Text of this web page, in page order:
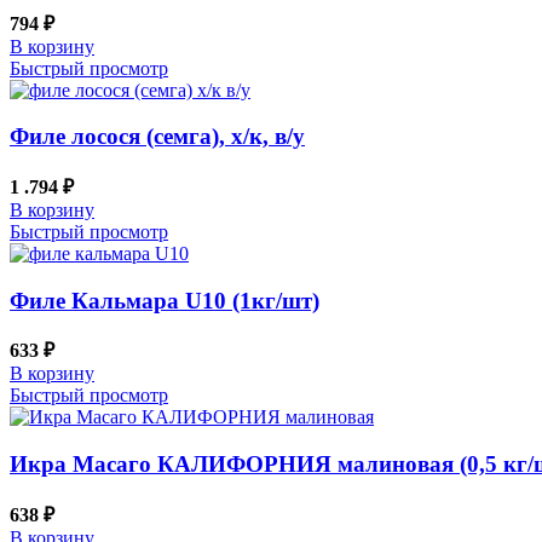
794 ₽
В корзину
Быстрый просмотр
Филе лосося (семга), х/к, в/у
1 .794 ₽
В корзину
Быстрый просмотр
Филе Кальмара U10 (1кг/шт)
633 ₽
В корзину
Быстрый просмотр
Икра Масаго КАЛИФОРНИЯ малиновая (0,5 кг/
638 ₽
В корзину